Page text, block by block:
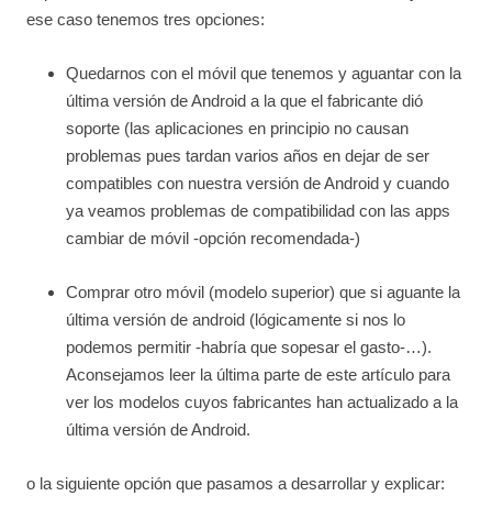
ese caso tenemos tres opciones:
Quedarnos con el móvil que tenemos y aguantar con la
última versión de Android a la que el fabricante dió
soporte (las aplicaciones en principio no causan
problemas pues tardan varios años en dejar de ser
compatibles con nuestra versión de Android y cuando
ya veamos problemas de compatibilidad con las apps
cambiar de móvil -opción recomendada-)
Comprar otro móvil (modelo superior) que si aguante la
última versión de android (lógicamente si nos lo
podemos permitir -habría que sopesar el gasto-…).
Aconsejamos leer la última parte de este artículo para
ver los modelos cuyos fabricantes han actualizado a la
última versión de Android.
o la siguiente opción que pasamos a desarrollar y explicar: